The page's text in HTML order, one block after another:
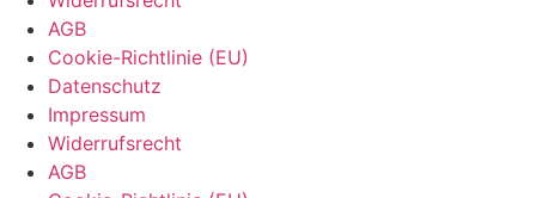
AGB
Cookie-Richtlinie (EU)
Datenschutz
Impressum
Widerrufsrecht
AGB